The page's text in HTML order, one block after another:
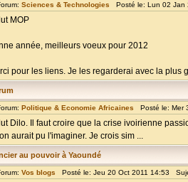
Sciences & Technologies Posté le: Lun 02
MOP
année, meilleurs voeux pour 2012
pour les liens. Je les regarderai avec la plus
Politique & Economie Africaines Posté le: Mer
Dilo. Il faut croire que la crise ivoirienne
aurait pu l'imaginer. Je crois sim ...
au pouvoir à Yaoundé
Vos blogs Posté le: Jeu 20 Oct 2011 14:53